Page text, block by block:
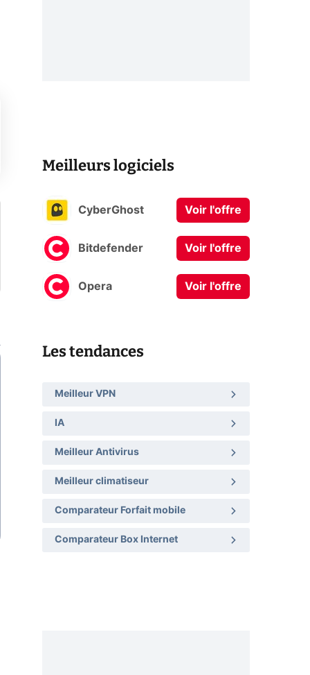
Meilleurs logiciels
CyberGhost Voir l'offre
Bitdefender Voir l'offre
Opera Voir l'offre
Les tendances
Meilleur VPN
IA
Meilleur Antivirus
Meilleur climatiseur
Comparateur Forfait mobile
Comparateur Box Internet